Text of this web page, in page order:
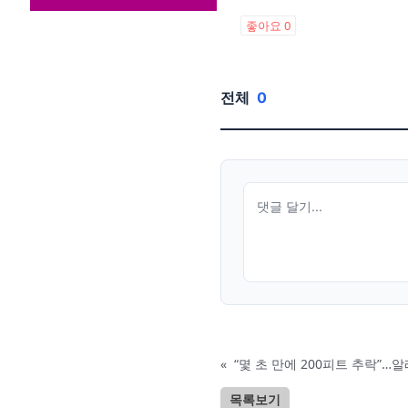
좋아요 0
전체 0
« “몇 초 만에 200피트 추락”…
목록보기